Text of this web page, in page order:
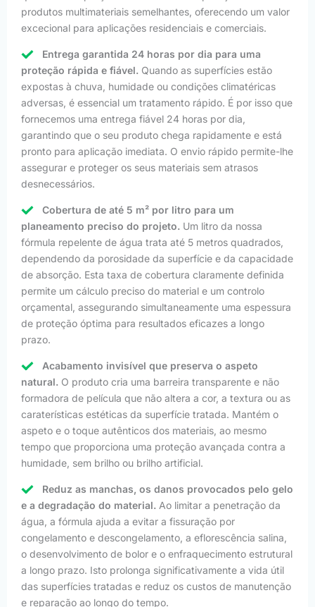
produtos multimateriais semelhantes, oferecendo um valor
excecional para aplicações residenciais e comerciais.
Entrega garantida 24 horas por dia para uma
proteção rápida e fiável. Quando as superfícies estão
expostas à chuva, humidade ou condições climatéricas
adversas, é essencial um tratamento rápido. É por isso que
fornecemos uma entrega fiável 24 horas por dia,
garantindo que o seu produto chega rapidamente e está
pronto para aplicação imediata. O envio rápido permite-lhe
assegurar e proteger os seus materiais sem atrasos
desnecessários.
Cobertura de até 5 m² por litro para um
planeamento preciso do projeto. Um litro da nossa
fórmula repelente de água trata até 5 metros quadrados,
dependendo da porosidade da superfície e da capacidade
de absorção. Esta taxa de cobertura claramente definida
permite um cálculo preciso do material e um controlo
orçamental, assegurando simultaneamente uma espessura
de proteção óptima para resultados eficazes a longo
prazo.
Acabamento invisível que preserva o aspeto
natural. O produto cria uma barreira transparente e não
formadora de película que não altera a cor, a textura ou as
caraterísticas estéticas da superfície tratada. Mantém o
aspeto e o toque autênticos dos materiais, ao mesmo
tempo que proporciona uma proteção avançada contra a
humidade, sem brilho ou brilho artificial.
Reduz as manchas, os danos provocados pelo gelo
e a degradação do material. Ao limitar a penetração da
água, a fórmula ajuda a evitar a fissuração por
congelamento e descongelamento, a eflorescência salina,
o desenvolvimento de bolor e o enfraquecimento estrutural
a longo prazo. Isto prolonga significativamente a vida útil
das superfícies tratadas e reduz os custos de manutenção
e reparação ao longo do tempo.